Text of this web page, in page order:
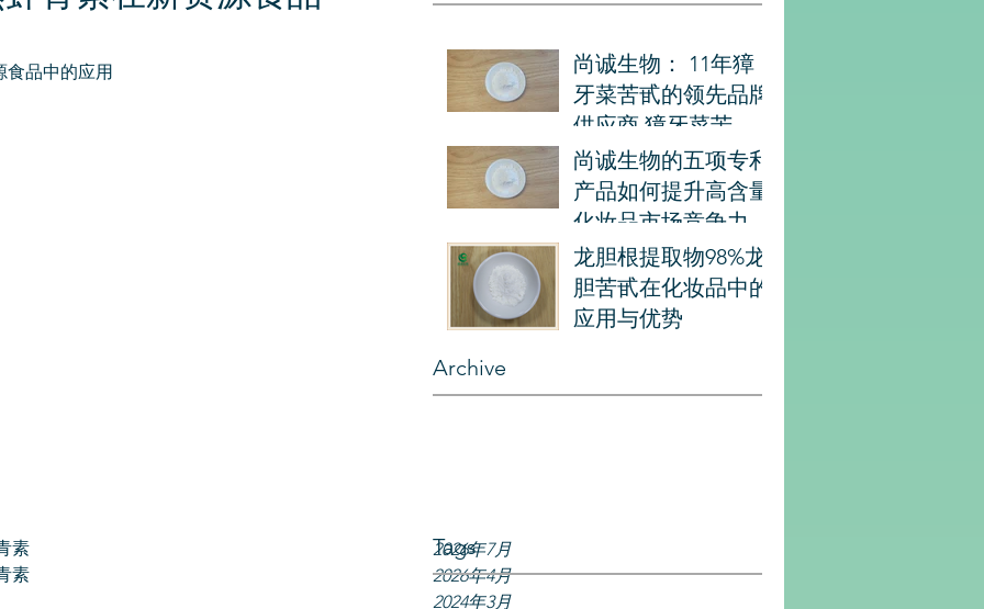
尚诚生物： 11年獐
牙菜苦甙的领先品牌
供应商 獐牙菜苦
甙， CAS 7388-39-5
尚诚生物的五项专利
产品如何提升高含量
化妆品市场竞争力
龙胆根提取物98%龙
胆苦甙在化妆品中的
应用与优势
Archive
2026年7月
2026年4月
2024年3月
Tags
食品中的应用
素
素